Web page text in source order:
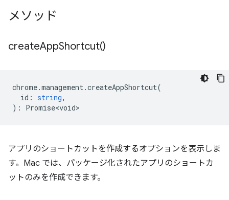
メソッド
createAppShortcut()
chrome.management.createAppShortcut(
id : string,
) : Promise<void>
アプリのショートカットを作成するオプションを表示しま
す。Mac では、パッケージ化されたアプリのショートカ
ットのみを作成できます。